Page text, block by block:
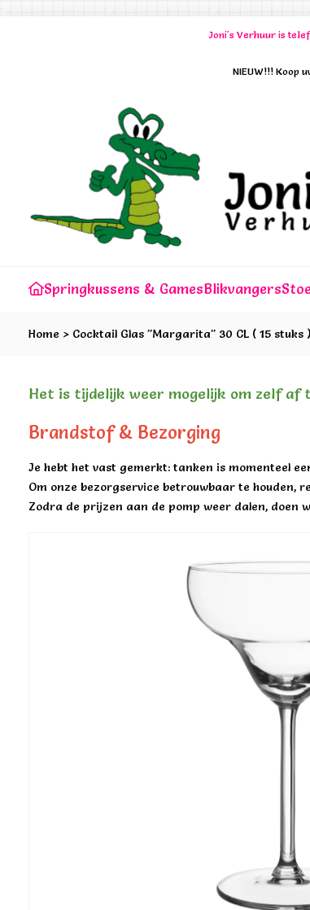
Joni's Verhuur is
NIEUW!!! Koop
Springkussens & GamesBlikvangers
Home > Cocktail Glas "Margarita" 30 CL ( 15 stuks )
Het is tijdelijk weer mogelijk om zelf af
Brandstof & Bezorging
Je hebt het vast gemerkt: tanken is momenteel
Om onze bezorgservice betrouwbaar te houden,
Zodra de prijzen aan de pomp weer dalen, doen